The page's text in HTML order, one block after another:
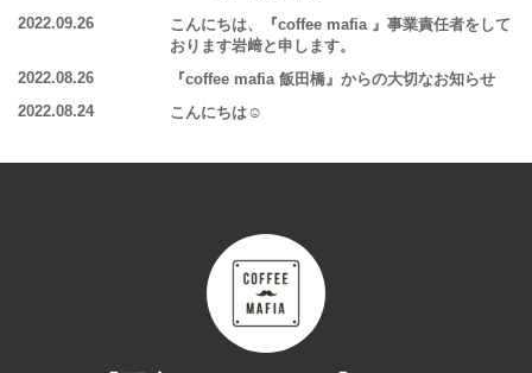
2022.09.26
こんにちは、『coffee mafia 』事業責任者をして
おります岩﨑と申します。
2022.08.26
『coffee mafia 飯田橋』からの大切なお知らせ
2022.08.24
こんにちは☺️